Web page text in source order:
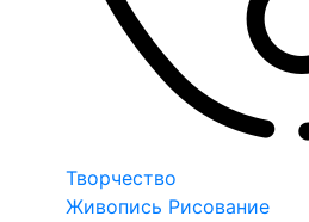
Творчество
Живопись Рисование